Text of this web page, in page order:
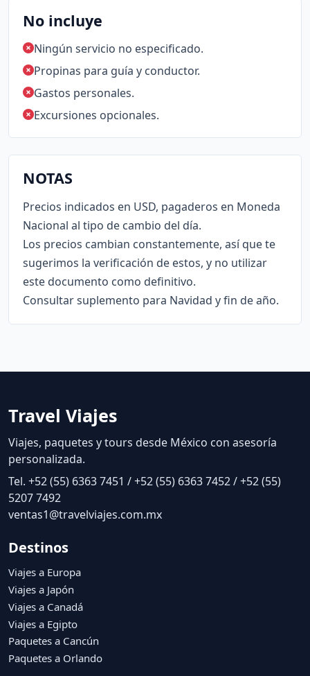
No incluye
Ningún servicio no especificado.
Propinas para guía y conductor.
Gastos personales.
Excursiones opcionales.
NOTAS
Precios indicados en USD, pagaderos en Moneda
Nacional al tipo de cambio del día.
Los precios cambian constantemente, así que te
sugerimos la verificación de estos, y no utilizar
este documento como definitivo.
Consultar suplemento para Navidad y fin de año.
Travel Viajes
Viajes, paquetes y tours desde México con asesoría
personalizada.
Tel. +52 (55) 6363 7451 / +52 (55) 6363 7452 / +52 (55)
5207 7492
ventas1@travelviajes.com.mx
Destinos
Viajes a Europa
Viajes a Japón
Viajes a Canadá
Viajes a Egipto
Paquetes a Cancún
Paquetes a Orlando